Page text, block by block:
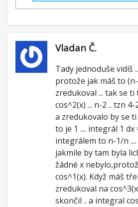
Vladan Č.
Tady jednoduše vidíš
protože jak máš to
zredukoval ... tak se
cos^2(x) ... n-2 .. tzn
a zredukovalo by se ti
to je 1 .... integrál 1 dx
integrálem to n-1/n
jakmile by tam byla
žádné x
cos^1(x). Když máš
zredukoval na
skončil .. a integral